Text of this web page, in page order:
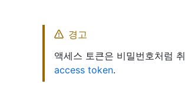
경고
액세스 토큰은 비밀번호처럼
access token.